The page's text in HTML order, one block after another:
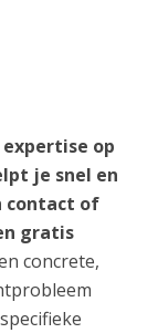
op
je snel en
contact of
gratis
concrete,